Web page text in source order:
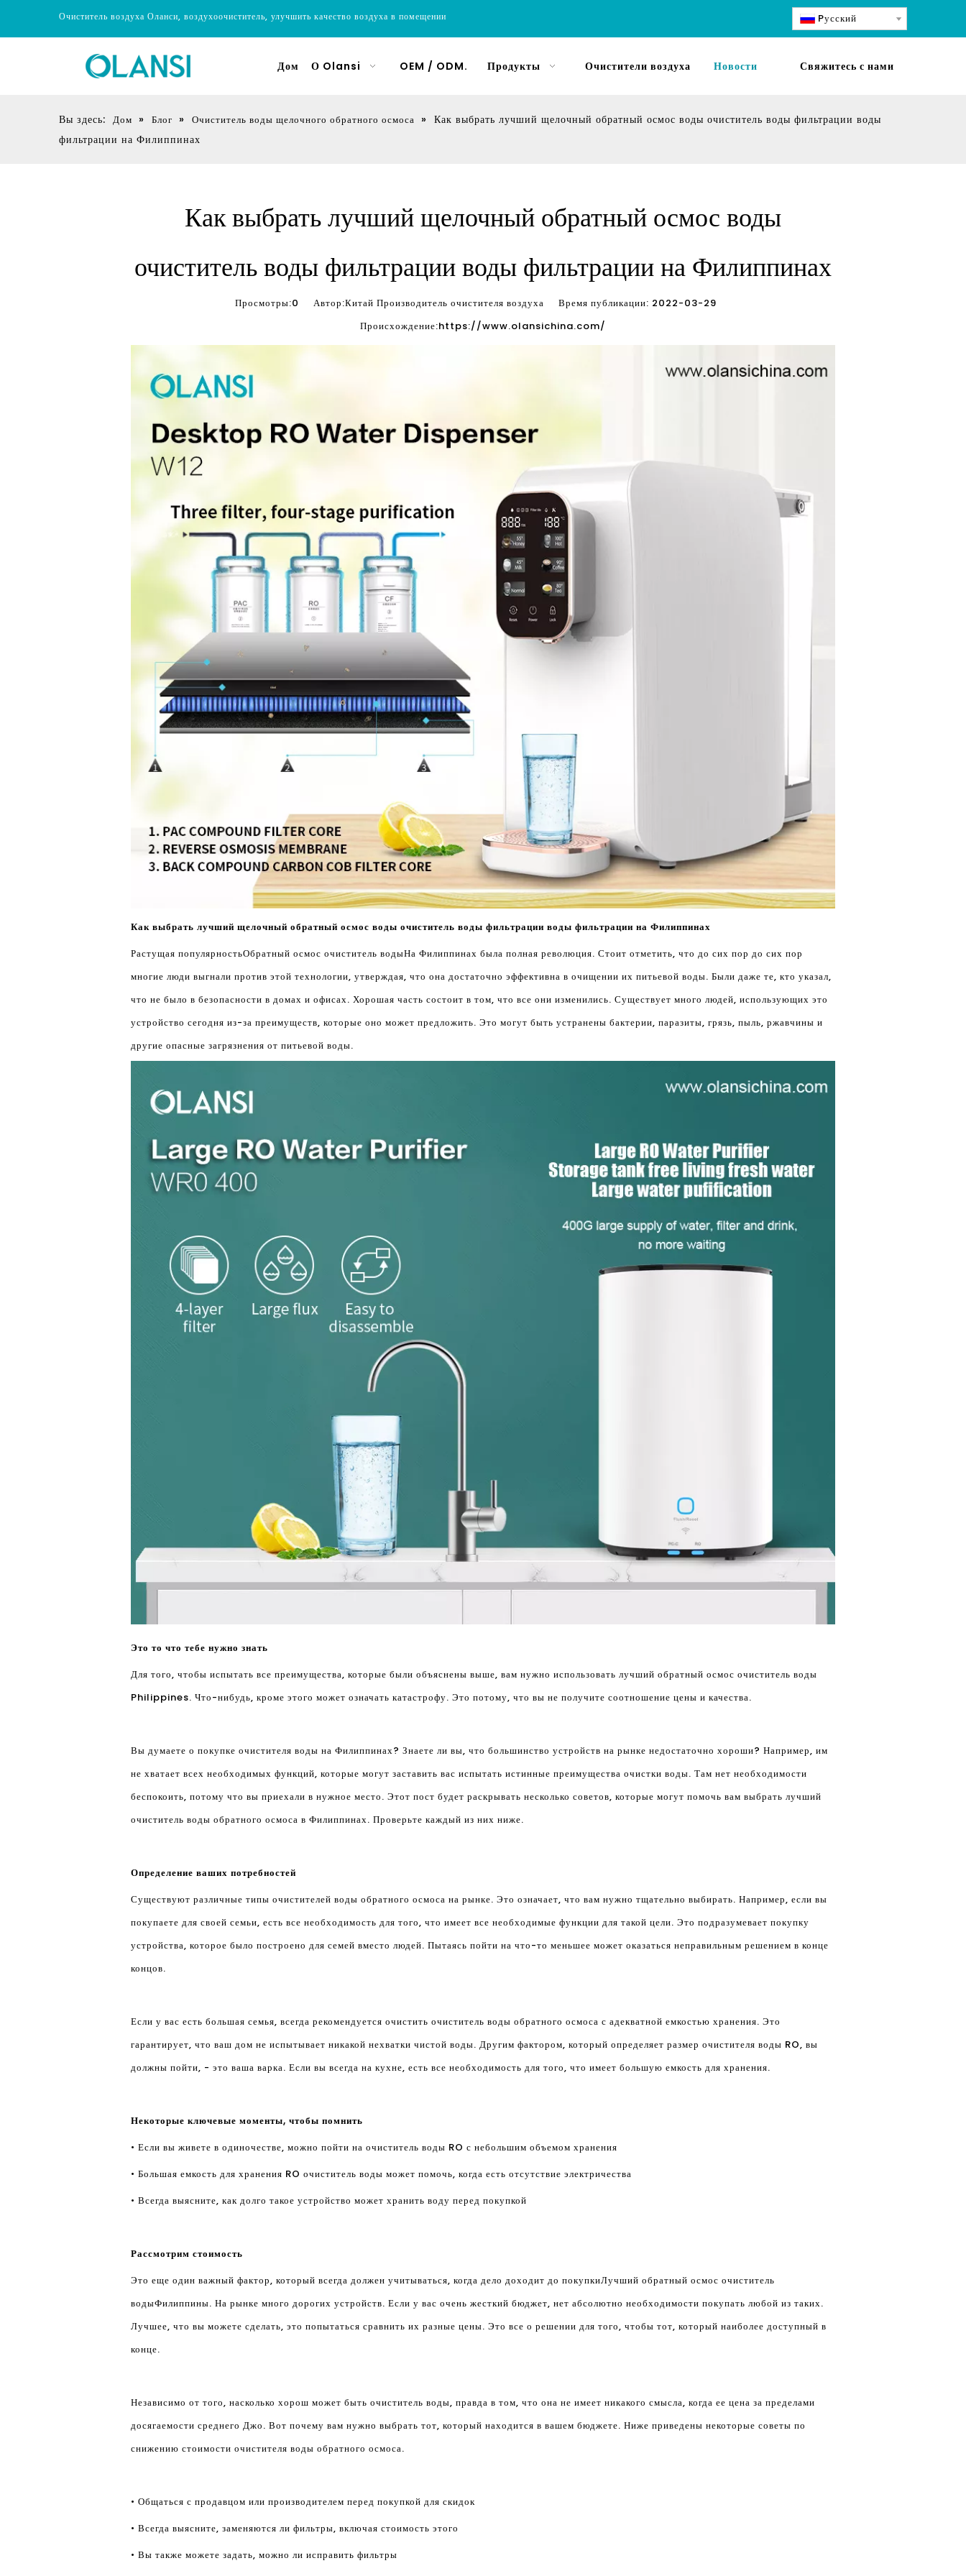
Очиститель воздуха Оланси, воздухоочиститель, улучшить качество воздуха в помещении Pусский
Дом О Olansi OEM / ODM. Продукты Очистители воздуха Новости Свяжитесь с нами
Вы здесь: Дом » Блог » Очиститель воды щелочного обратного осмоса » Как выбрать лучший щелочный обратный осмос воды очиститель воды фильтрации воды
фильтрации на Филиппинах
Как выбрать лучший щелочный обратный осмос воды
очиститель воды фильтрации воды фильтрации на Филиппинах
Просмотры:0
Автор:Китай Производитель очистителя воздуха Время публикации: 2022-03-29
Происхождение:https://www.olansichina.com/
Как выбрать лучший щелочный обратный осмос воды очиститель воды фильтрации воды фильтрации на Филиппинах
Растущая популярностьОбратный осмос очиститель водыНа Филиппинах была полная революция. Стоит отметить, что до сих пор до сих пор
многие люди выгнали против этой технологии, утверждая, что она достаточно эффективна в очищении их питьевой воды. Были даже те, кто указал,
что не было в безопасности в домах и офисах. Хорошая часть состоит в том, что все они изменились. Существует много людей, использующих это
устройство сегодня из-за преимуществ, которые оно может предложить. Это могут быть устранены бактерии, паразиты, грязь, пыль, ржавчины и
другие опасные загрязнения от питьевой воды.
Это то что тебе нужно знать
Для того, чтобы испытать все преимущества, которые были объяснены выше, вам нужно использовать лучший обратный осмос очиститель воды
Philippines. Что-нибудь, кроме этого может означать катастрофу. Это потому, что вы не получите соотношение цены и качества.
Вы думаете о покупке очистителя воды на Филиппинах? Знаете ли вы, что большинство устройств на рынке недостаточно хороши? Например, им
не хватает всех необходимых функций, которые могут заставить вас испытать истинные преимущества очистки воды. Там нет необходимости
беспокоить, потому что вы приехали в нужное место. Этот пост будет раскрывать несколько советов, которые могут помочь вам выбрать лучший
очиститель воды обратного осмоса в Филиппинах. Проверьте каждый из них ниже.
Определение ваших потребностей
Существуют различные типы очистителей воды обратного осмоса на рынке. Это означает, что вам нужно тщательно выбирать. Например, если вы
покупаете для своей семьи, есть все необходимость для того, что имеет все необходимые функции для такой цели. Это подразумевает покупку
устройства, которое было построено для семей вместо людей. Пытаясь пойти на что-то меньшее может оказаться неправильным решением в конце
концов.
Если у вас есть большая семья, всегда рекомендуется очистить очиститель воды обратного осмоса с адекватной емкостью хранения. Это
гарантирует, что ваш дом не испытывает никакой нехватки чистой воды. Другим фактором, который определяет размер очистителя воды RO, вы
должны пойти, - это ваша варка. Если вы всегда на кухне, есть все необходимость для того, что имеет большую емкость для хранения.
Некоторые ключевые моменты, чтобы помнить
• Если вы живете в одиночестве, можно пойти на очиститель воды RO с небольшим объемом хранения
• Большая емкость для хранения RO очиститель воды может помочь, когда есть отсутствие электричества
• Всегда выясните, как долго такое устройство может хранить воду перед покупкой
Рассмотрим стоимость
Это еще один важный фактор, который всегда должен учитываться, когда дело доходит до покупкиЛучший обратный осмос очиститель
водыФилиппины. На рынке много дорогих устройств. Если у вас очень жесткий бюджет, нет абсолютно необходимости покупать любой из таких.
Лучшее, что вы можете сделать, это попытаться сравнить их разные цены. Это все о решении для того, чтобы тот, который наиболее доступный в
конце.
Независимо от того, насколько хорош может быть очиститель воды, правда в том, что она не имеет никакого смысла, когда ее цена за пределами
досягаемости среднего Джо. Вот почему вам нужно выбрать тот, который находится в вашем бюджете. Ниже приведены некоторые советы по
снижению стоимости очистителя воды обратного осмоса.
• Общаться с продавцом или производителем перед покупкой для скидок
• Всегда выясните, заменяются ли фильтры, включая стоимость этого
• Вы также можете задать, можно ли исправить фильтры